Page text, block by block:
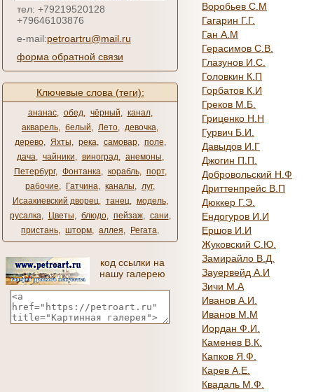
тел: +79219520128
+79646103876
e-mail:petroartru@mail.ru
форма обратной связи
Ключевые слова (теги):
ананас, обед, чёрный, канал,
акварель, белый, Лето, девочка,
дерево, Яхты, река, самовар, поле,
дача, чайники, виноград, анемоны,
Петербург, Фонтанка, корабль, порт,
рабочие, Гатчина, каналы, луг,
Исаакиевский дворец, танец, модель,
русалка, Цветы, блюдо, пейзаж, сани,
пристань, шторм, аллея, Регата,
код ссылки на
нашу галерею
Воробьев С.М
Гагарин Г.Г.
Ган А.М
Герасимов С.В.
Глазунов И.С.
Головкин К.П
Горбатов К.И
Греков М.Б.
Гриценко Н.Н
Гурвич Б.И.
Давыдов И.Г
Джогин П.П.
Добровольский Н.Ф
Дриттенпрейс В.П
Дюккер Г.Э.
Ендогуров И.И
Ершов И.И
Жуковский С.Ю.
Замирайло В.Д.
Зауервейд А.И
Зичи М.А
Иванов А.И.
Иванов М.М
Иордан Ф.И.
Каменев В.К.
Капков Я.Ф.
Карев А.Е.
Квадаль М.Ф.